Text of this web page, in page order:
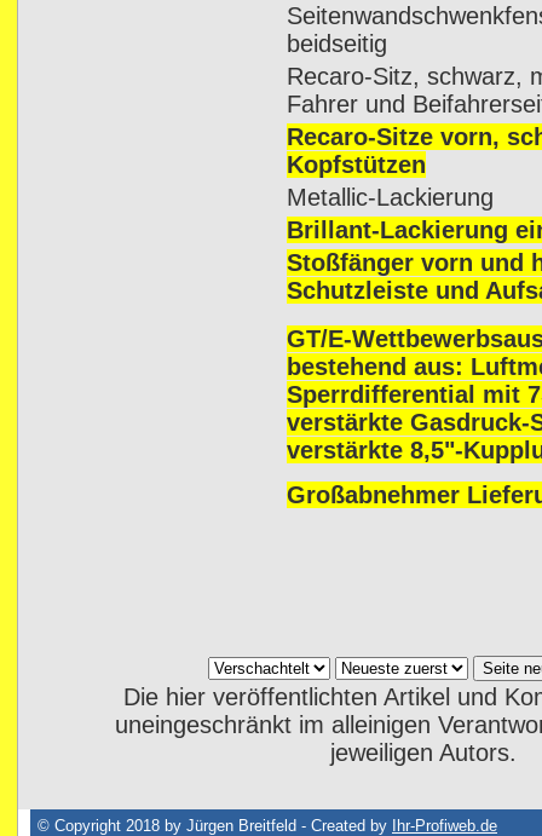
beidseitig
Recaro-Sitz, schwarz,
Fahrer und
Recaro-Sitze vorn,
Kopfstützen
Metallic-Lackierung
Brillant-Lackierung
Stoßfänger vorn und
Schutzleiste und
GT/E-
bestehend aus:
Sperrdifferential mit
verstärkte Gasdruck-
verstärkte 8,5"-
Großabnehmer
Die hier veröffentlichten Artikel und
uneingeschränkt im alleinigen
jeweiligen Autors.
© Copyright 2018 by Jürgen Breitfeld - Created by Ihr-Profiweb.de